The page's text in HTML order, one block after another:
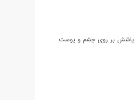
پاشش بر روی چشم و پوست